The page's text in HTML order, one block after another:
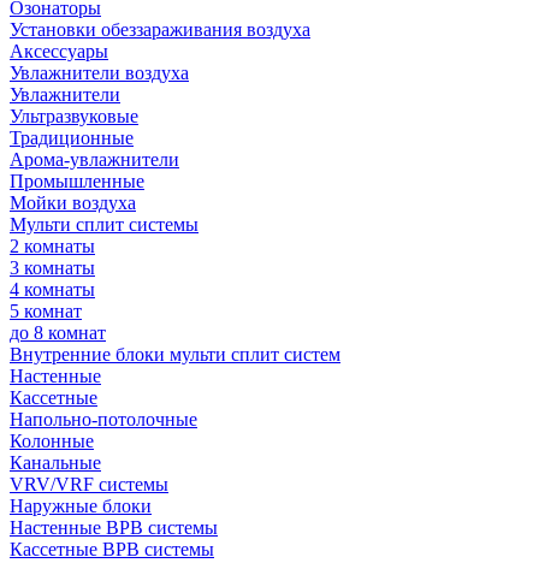
Озонаторы
Установки обеззараживания воздуха
Аксессуары
Увлажнители воздуха
Увлажнители
Ультразвуковые
Традиционные
Арома-увлажнители
Промышленные
Мойки воздуха
Мульти сплит системы
2 комнаты
3 комнаты
4 комнаты
5 комнат
до 8 комнат
Внутренние блоки мульти сплит систем
Настенные
Кассетные
Напольно-потолочные
Колонные
Канальные
VRV/VRF системы
Наружные блоки
Настенные ВРВ системы
Кассетные ВРВ системы